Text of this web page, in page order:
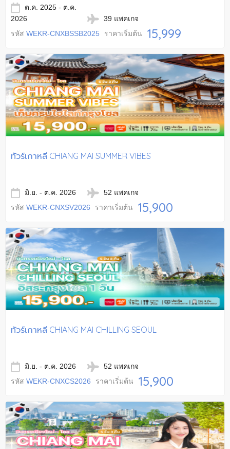
ต.ค. 2025 - ต.ค.
2026
39 แพคเกจ
รหัส WEKR-CNXBSSB2025 ราคาเริ่มต้น 15,999
ทัวร์เกาหลี CHIANG MAI SUMMER VIBES
มิ.ย. - ต.ค. 2026
52 แพคเกจ
รหัส WEKR-CNXSV2026 ราคาเริ่มต้น 15,900
ทัวร์เกาหลี CHIANG MAI CHILLING SEOUL
มิ.ย. - ต.ค. 2026
52 แพคเกจ
รหัส WEKR-CNXCS2026 ราคาเริ่มต้น 15,900